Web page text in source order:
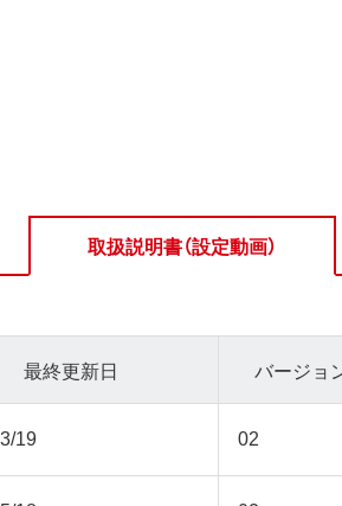
取扱説明書（設定動画）
最終更新日 バージョ
19 02